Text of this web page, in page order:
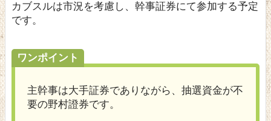
カブスルは市況を考慮し、幹事証券にて参加する予定
です。
ワンポイント
主幹事は大手証券でありながら、抽選資金が不
要の野村證券です。